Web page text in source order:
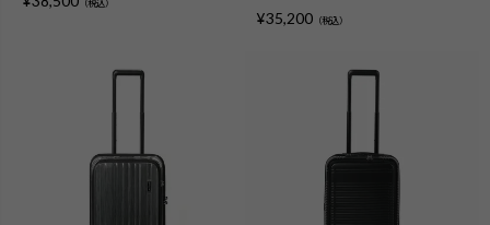
（税込）
¥35,200 （税込）